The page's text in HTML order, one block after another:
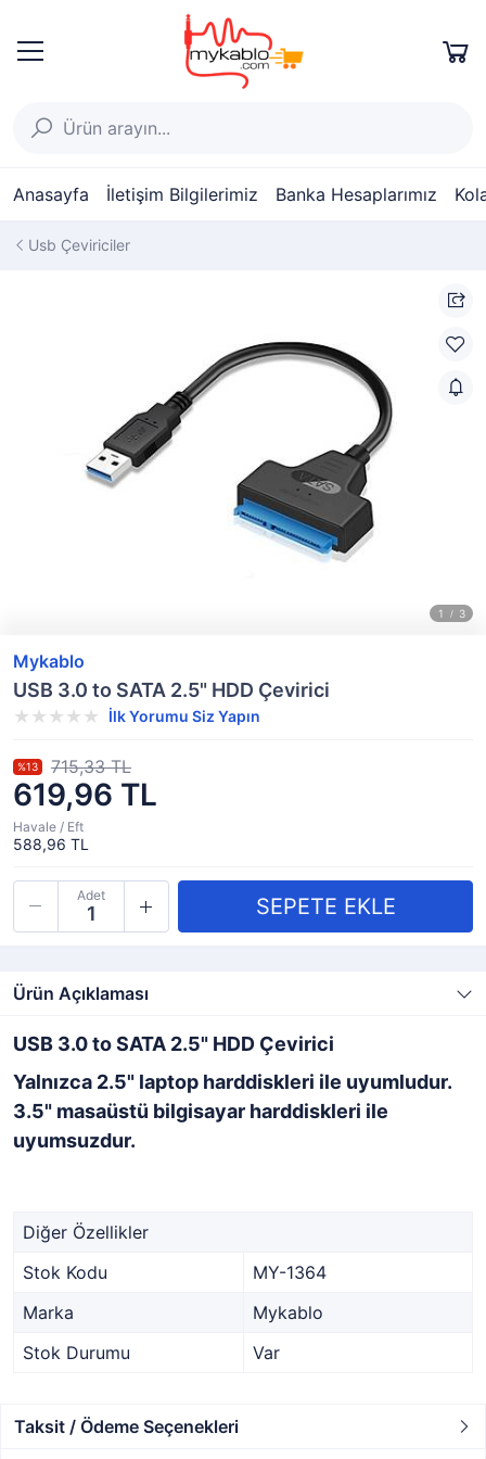
Anasayfa İletişim Bilgilerimiz Banka Hesaplarımız
Usb Çeviriciler
Mykablo
USB 3.0 to SATA 2.5" HDD Çevirici
İlk Yorumu Siz Yapın
619,96 TL
%13 715,33 TL
Havale / Eft
588,96 TL
Adet
Ürün Açıklaması
USB 3.0 to SATA 2.5" HDD Çevirici
Yalnızca 2.5" laptop harddiskleri ile uyumludur.
3.5" masaüstü bilgisayar harddiskleri ile
uyumsuzdur.
Diğer Özellikler
Stok Kodu
MY-1364
Marka
Mykablo
Stok Durumu
Var
Taksit / Ödeme Seçenekleri